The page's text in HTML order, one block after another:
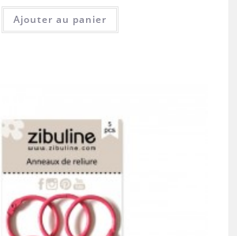
Ajouter au panier